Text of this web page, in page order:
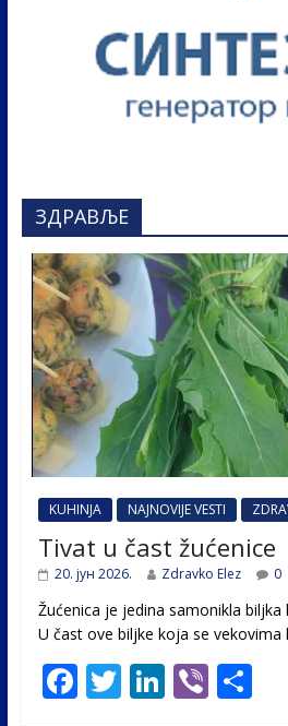
ЗДРАВЉЕ
KUHINJA NAJNOVIJE VESTI
Tivat u čast žućenice
20. јун 2026. Zdravko Elez 0
Žućenica je jedina samonikla
U čast ovе biljke koja se vekovima
F T Li Vi S